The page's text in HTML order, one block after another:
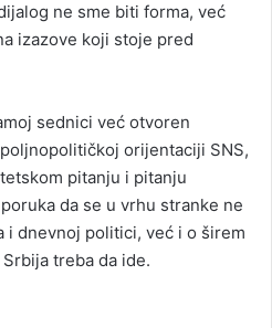
ne sme biti forma, već
izazove koji stoje pred
sednici već otvoren
orijentaciji SNS,
pitanju i pitanju
da se u vrhu stranke ne
i dnevnoj politici, već i o širem
treba da ide.